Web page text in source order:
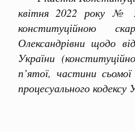
квітня 2022 року№
конституційною
Олександрівни щодо
України
п’ятої, частини
процесуального кодексу